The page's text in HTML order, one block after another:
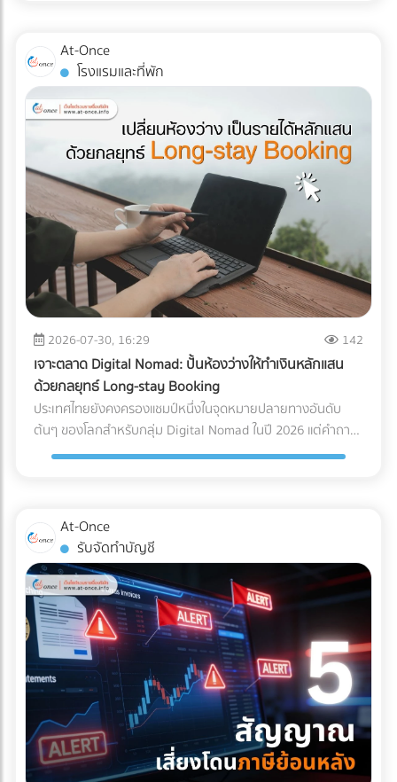
ในช่วงเวลานี้ เพื่อกดกราฟการใช้ไฟ (Peak Demand) ลง ช่วย
ลดค่า Demand Charge ในบิลค่าไฟได้อย่างมหาศาล ปลดล็อก
ข้อจำกัดทางกฎหมายและภาษี: ภาครัฐและ BOI มีการสนับสนุน
สิทธิประโยชน์ทางภาษีที่ชัดเจนขึ้น สำหรับการลงทุนด้านพลังงาน
สะอาดและการจัดการพลังงาน ทำให้ระยะเวลาคืนทุนสั้นลง
ประเมินความคุ้มค่า: สรุปแล้วคุ้มทุนหรือไม่? เพื่อความเข้าใจที่
ชัดเจน ลองดูตารางเปรียบเทียบระหว่างระบบเดิมกับระบบใหม่
ครับ คำตอบคือ: "คุ้มค่าอย่างแน่นอน" หากโรงงานของคุณจัด
อยู่ในกลุ่มที่มูลค่าความเสียหายจากไฟดับ 1 ครั้ง มีมูลค่าสูง (เช่น
โรงงานพลาสติก, เซมิคอนดักเตอร์, อาหารแช่แข็ง, ยาและ
เวชภัณฑ์) การมีระบบ Industrial ESS จะเปรียบเสมือนการซื้อ
"ประกันภัยความเสี่ยงทางธุรกิจ" ที่แถมโบนัสเป็นการช่วยหั่นค่าไฟ
ในทุกๆ เดือน ยกระดับโรงงานสู่ความยั่งยืนแบบไม่มีสะดุด ในปี
2026 การติดตั้ง Solar Cell สำหรับธุรกิจ B2B ไม่ได้จบแค่เรื่อง
การลดค่าไฟ แต่คือการบริหารความเสี่ยง (Risk Management)
และตอบรับกระแสลดคาร์บอน (ESG/Carbon Footprint) เพื่อ
รักษาความสามารถในการแข่งขันบนเวทีโลก การออกแบบระบบ
Solar Hybrid และ Industrial ESS ต้องอาศัยความเชี่ยวชาญ
ทางวิศวกรรมขั้นสูง ทั้งการคำนวณโหลดไฟฟ้า การเลือกขนาด
แบตเตอรี่ และการขออนุญาตขนานไฟอย่างถูกต้อง หากคุณเป็น
บริษัทรับติดตั้งโซลาร์เซลล์อุตสาหกรรมชั้นนำของประเทศไทยได้
ฟรีที่ At-once แพลตฟอร์มที่เชื่อมโยงธุรกิจ B2B ให้เจอกับพาร์ท
เนอร์ตัวจริง ช่วยให้โรงงานของคุณเดินหน้าต่อได้อย่างมั่นคง
และไม่มีวันสะดุด!
Marketing Agency และผู้เชี่ยวชาญด้านการพัฒนา Web-AR
และ 3D Model ที่พร้อมเปลี่ยนโบรชัวร์ของคุณให้กลายเป็น
พนักงานขายมือทอง ค้นหาพาร์ทเนอร์ที่ใช่ได้เลยวันนี้! ที่นี่!
มิลลิเมตรเดียวส่งผลโดยตรงต่อการวินิจฉัยโรคและชีวิตของผู้
ป่วย หากเกิดความเสียหายระหว่างขนส่ง นอกจากประกันสินค้า
อาจขาดแล้ว ความน่าเชื่อถือขององค์กรก็จะลดลงทันที บทความ
นี้จะพาคุณไปเจาะลึกความเสี่ยง และมาตรฐาน Logistics ที่ธุรกิจ
เครื่องมือแพทย์ต้องรู้ในปี 2026 ครับ 3 ความเสี่ยงแฝงที่เครื่อง
มือแพทย์ต้องเผชิญระหว่างขนส่ง การใช้รถบรรทุกธรรมดาเพื่อ
ขนส่งอุปกรณ์ที่เปราะบาง ถือเป็นการรับความเสี่ยงที่ได้ไม่คุ้มเสีย
นี่คือ 3 ปัญหาหลักที่มักทำให้อุปกรณ์พังจากภายใน: แรงสั่น
สะเทือน (Vibration & Micro-shocks): เลนส์ เลเซอร์ และ
เซนเซอร์ภายในอุปกรณ์มีความเปราะบางสูงมาก แรงสั่นสะเทือน
จากพื้นถนนที่ไม่ราบเรียบสม่ำเสมอ สามารถทำให้แผงวงจรหลวม
หรือระบบเซนเซอร์รวนได้โดยที่ภายนอกยังดูปกติสมบูรณ์ การ
เปลี่ยนแปลงอุณหภูมิและความชื้น (Temperature & Humidity
Excursions): อุปกรณ์อิเล็กทรอนิกส์ทางการแพทย์หลายชนิดมี
ข้อกำหนดเรื่องอุณหภูมิที่ชัดเจน การอยู่ในตู้ขนส่งที่ร้อนอบอ้า
วนานๆ หรือเจอความชื้นสูง อาจทำให้เกิดสนิม คราบตะกรัน หรือ
ไฟฟ้าลัดวงจรเมื่อเปิดใช้งาน การเอียงและการกระแทก (Tilt &
Drop): เครื่องมือขนาดใหญ่บางชนิดถูกระบุไว้ในคู่มือวิศวกรรม
เลยว่า "ห้ามเอียงเกินกี่องศา" การใช้พนักงานยกของ (Porter)
ทั่วไปที่ไม่มีความเชี่ยวชาญ อาจทำให้สารทำความเย็นรั่วไหล หรือ
บริการขนส่ง (3PL) ระดับพรีเมียมที่จะมาดูแลสินค้าหลักล้านของ
คุณ ควรต้องมีคุณสมบัติและเทคโนโลยีที่ออกแบบมาเพื่อการ
แพทย์โดยเฉพาะ ดังนี้: รถขนส่งระบบกันสะเทือนแบบถุงลม (Air-
Ride Suspension): นี่คือหัวใจสำคัญ! ต้องใช้รถบรรทุกที่ติดตั้ง
ช่วงล่างแบบถุงลมเท่านั้น เพื่อดูดซับแรงสั่นสะเทือนและแรง
กระแทกจากพื้นถนนให้เหลือน้อยที่สุด คุ้มครองเซนเซอร์ภายใน
เครื่องจักรให้อยู่ในสภาพ 100% บริการ White Glove Service:
การขนส่งระดับนี้ไม่ได้จบแค่การดรอปของไว้หน้าประตูโรง
พยาบาล แต่ทีมขนส่งต้องมีความเชี่ยวชาญในการแกะกล่อง
(Unpacking) นำเครื่องมือเข้าไปติดตั้งยังห้องปฏิบัติการที่ซับ
ซ้อน และจัดการนำขยะบรรจุภัณฑ์กลับไปทิ้งอย่างถูกวิธี
มาตรฐานคุณภาพระดับสากล (Certifications): พาร์ทเนอร์ด้าน
At-Once
โรงแรมและที่พัก
2026-07-30, 16:29 142
เจาะตลาด Digital Nomad: ปั้นห้องว่างให้ทำเงินหลักแสน
ด้วยกลยุทธ์ Long-stay Booking
ประเทศไทยยังคงครองแชมป์หนึ่งในจุดหมายปลายทางอันดับ
ต้นๆ ของโลกสำหรับกลุ่ม Digital Nomad ในปี 2026 แต่คำถาม
ที่น่าสนใจคือ... ทำไมรายได้มหาศาลจากคนกลุ่มนี้ ถึงไปตกอยู่กับ
Agencies) และขายห้องพักแบบ "รายวัน" ซึ่งไม่ตอบโจทย์ชาว
Nomad ที่ต้องการพำนักระยะยาว (1-6 เดือน) หากคุณเป็น
เจ้าของโรงแรมหรือผู้บริหารที่ต้องการเพิ่ม Occupancy Rate
โดยเฉพาะในช่วง Low Season นี่คือจังหวะทองในการปรับ
กลยุทธ์ครับ ทำไมการตลาดแบบเดิมถึงปิดการขายกลุ่ม Nomad
ไม่ได้? พฤติกรรมการจองที่พักของกลุ่ม Digital Nomad นั้นต่าง
จากนักท่องเที่ยวทั่วไปอย่างสิ้นเชิง พวกเขาไม่ได้มองหาสระว่าย
น้ำสวยๆ หรืออาหารเช้าแบบบุฟเฟต์เป็นอันดับแรก แต่พวกเขา
กำลังมองหา "ออฟฟิศส่วนตัวที่พักผ่อนได้" 3 กลยุทธ์เปลี่ยน
โรงแรมให้เป็น Nomad Hub ที่ทำกำไรสูงสุด หากต้องการดึงดูด
ลูกค้ากลุ่มนี้ให้ยอมจ่ายเงินหลักหมื่นถึงหลักแสนเพื่อเข้าพักระยะ
ยาว คุณต้องปรับแต่งการนำเสนอใหม่ ดังนี้: 1. สร้าง Landing
At-Once
รับจัดทำบัญชี